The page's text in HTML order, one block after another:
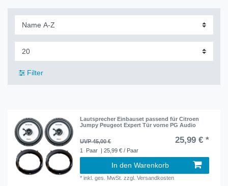
Filter
Lautsprecher Einbauset passend für Citroen
Jumpy Peugeot Expert Tür vorne PG Audio
UVP 45,00 € 25,99 € *
1 Paar | 25,99 € / Paar
In den Warenkorb
*inkl. ges. MwSt. zzgl.Versandkosten